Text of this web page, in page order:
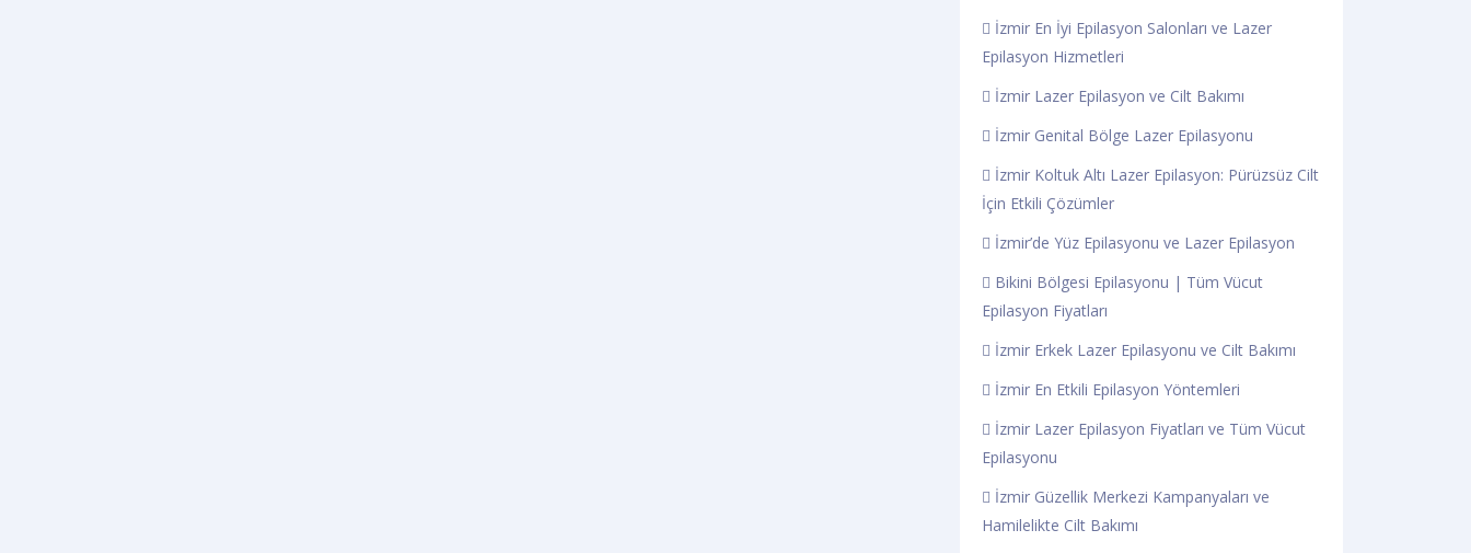
İzmir En İyi Epilasyon Salonları ve Lazer
Epilasyon Hizmetleri
İzmir Lazer Epilasyon ve Cilt Bakımı
İzmir Genital Bölge Lazer Epilasyonu
İzmir Koltuk Altı Lazer Epilasyon: Pürüzsüz Cilt
İçin Etkili Çözümler
İzmir’de Yüz Epilasyonu ve Lazer Epilasyon
Bikini Bölgesi Epilasyonu | Tüm Vücut
Epilasyon Fiyatları
İzmir Erkek Lazer Epilasyonu ve Cilt Bakımı
İzmir En Etkili Epilasyon Yöntemleri
İzmir Lazer Epilasyon Fiyatları ve Tüm Vücut
Epilasyonu
İzmir Güzellik Merkezi Kampanyaları ve
Hamilelikte Cilt Bakımı